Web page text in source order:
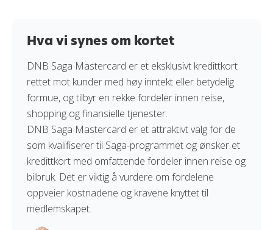
Hva vi synes om kortet
​DNB Saga Mastercard er et eksklusivt kredittkort
rettet mot kunder med høy inntekt eller betydelig
formue, og tilbyr en rekke fordeler innen reise,
shopping og finansielle tjenester.
DNB Saga Mastercard er et attraktivt valg for de
som kvalifiserer til Saga-programmet og ønsker et
kredittkort med omfattende fordeler innen reise og
bilbruk. Det er viktig å vurdere om fordelene
oppveier kostnadene og kravene knyttet til
medlemskapet.